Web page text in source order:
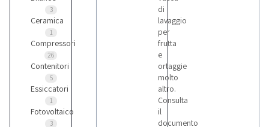
3
Ceramica
1
Compressori
26
Contenitori
5
Essiccatori
1
Fotovoltaico
3
di
lavaggio
per
frutta
e
ortaggie
molto
altro.
Consulta
il
documento